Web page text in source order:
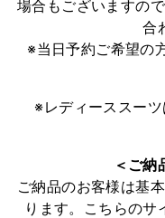
場合もございますの
合
※当日予約ご希望の
※レディーススーツ
＜ご納
ご納品のお客様は基
ります。こちらのサ